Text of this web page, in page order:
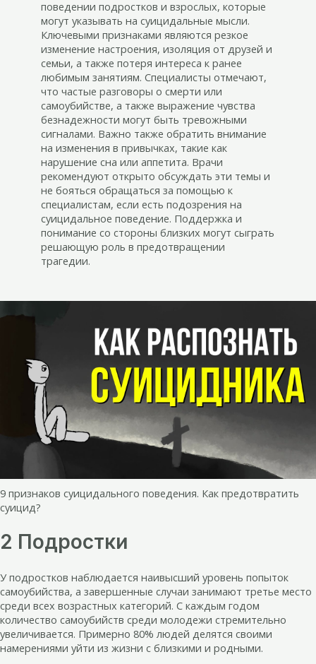
поведении подростков и взрослых, которые
могут указывать на суицидальные мысли.
Ключевыми признаками являются резкое
изменение настроения, изоляция от друзей и
семьи, а также потеря интереса к ранее
любимым занятиям. Специалисты отмечают,
что частые разговоры о смерти или
самоубийстве, а также выражение чувства
безнадежности могут быть тревожными
сигналами. Важно также обратить внимание
на изменения в привычках, такие как
нарушение сна или аппетита. Врачи
рекомендуют открыто обсуждать эти темы и
не бояться обращаться за помощью к
специалистам, если есть подозрения на
суицидальное поведение. Поддержка и
понимание со стороны близких могут сыграть
решающую роль в предотвращении
трагедии.
9 признаков суицидального поведения. Как предотвратить
суицид?
2 Подростки
У подростков наблюдается наивысший уровень попыток
самоубийства, а завершенные случаи занимают третье место
среди всех возрастных категорий. С каждым годом
количество самоубийств среди молодежи стремительно
увеличивается. Примерно 80% людей делятся своими
намерениями уйти из жизни с близкими и родными.